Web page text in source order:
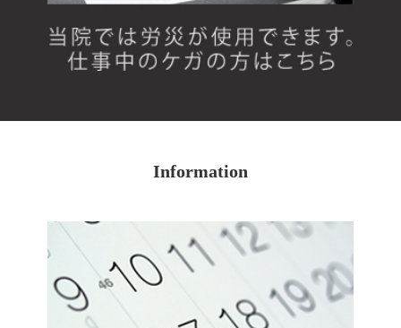
Information